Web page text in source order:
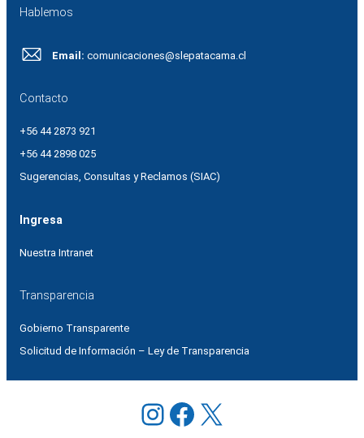
Hablemos
Email: comunicaciones@slepatacama.cl
Contacto
+56 44 2873 921
+56 44 2898 025
Sugerencias, Consultas y Reclamos (SIAC)
Ingresa
Nuestra Intranet
Transparencia
Gobierno Transparente
Solicitud de Información – Ley de Transparencia
Instagram
Facebook
X